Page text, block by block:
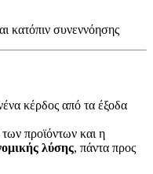
κατόπιν συνεννόησης
κέρδος από τα έξοδα
προϊόντων και η
λύσης, πάντα προς